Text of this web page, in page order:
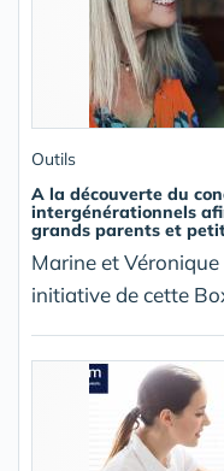
Outils
A la découverte du
intergénérationnels
grands parents et
Marine et
initiative de cette